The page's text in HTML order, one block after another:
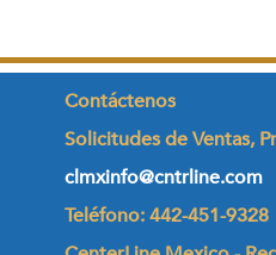
Contáctenos
Solicitudes de Ventas,
clmxinfo@cntrline.com
Teléfono: 442-451-9328